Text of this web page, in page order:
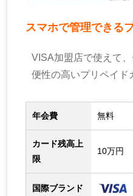
スマホで管理できる
VISA加盟店で使えて
便性の高いプリペイド
年会費 無料
カード残高上
限
10万円
国際ブランド